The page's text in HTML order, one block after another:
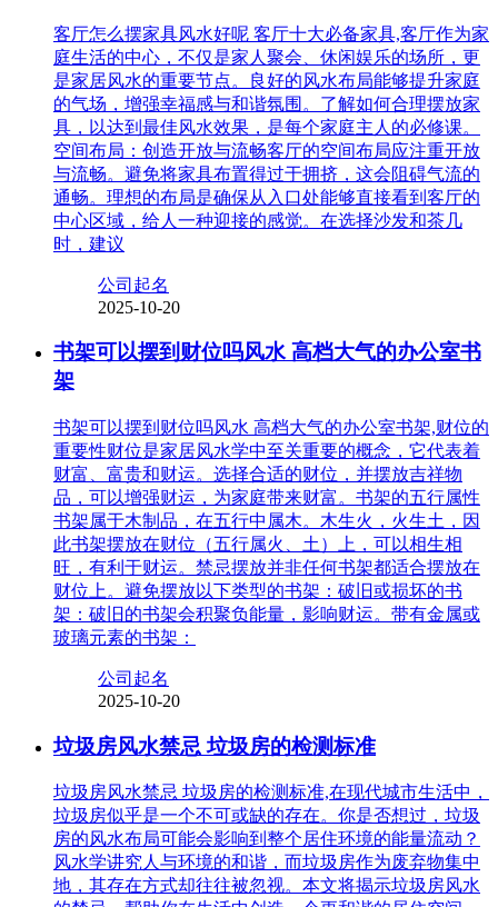
客厅怎么摆家具风水好呢 客厅十大必备家具,客厅作为家
庭生活的中心，不仅是家人聚会、休闲娱乐的场所，更
是家居风水的重要节点。良好的风水布局能够提升家庭
的气场，增强幸福感与和谐氛围。了解如何合理摆放家
具，以达到最佳风水效果，是每个家庭主人的必修课。
空间布局：创造开放与流畅客厅的空间布局应注重开放
与流畅。避免将家具布置得过于拥挤，这会阻碍气流的
通畅。理想的布局是确保从入口处能够直接看到客厅的
中心区域，给人一种迎接的感觉。在选择沙发和茶几
时，建议
公司起名
2025-10-20
书架可以摆到财位吗风水 高档大气的办公室书
架
书架可以摆到财位吗风水 高档大气的办公室书架,财位的
重要性财位是家居风水学中至关重要的概念，它代表着
财富、富贵和财运。选择合适的财位，并摆放吉祥物
品，可以增强财运，为家庭带来财富。书架的五行属性
书架属于木制品，在五行中属木。木生火，火生土，因
此书架摆放在财位（五行属火、土）上，可以相生相
旺，有利于财运。禁忌摆放并非任何书架都适合摆放在
财位上。避免摆放以下类型的书架：破旧或损坏的书
架：破旧的书架会积聚负能量，影响财运。带有金属或
玻璃元素的书架：
公司起名
2025-10-20
垃圾房风水禁忌 垃圾房的检测标准
垃圾房风水禁忌 垃圾房的检测标准,在现代城市生活中，
垃圾房似乎是一个不可或缺的存在。你是否想过，垃圾
房的风水布局可能会影响到整个居住环境的能量流动？
风水学讲究人与环境的和谐，而垃圾房作为废弃物集中
地，其存在方式却往往被忽视。本文将揭示垃圾房风水